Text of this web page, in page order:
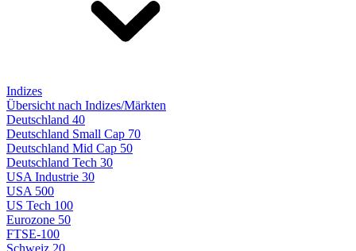
Indizes
Übersicht nach Indizes/Märkten
Deutschland 40
Deutschland Small Cap 70
Deutschland Mid Cap 50
Deutschland Tech 30
USA Industrie 30
USA 500
US Tech 100
Eurozone 50
FTSE-100
Schweiz 20